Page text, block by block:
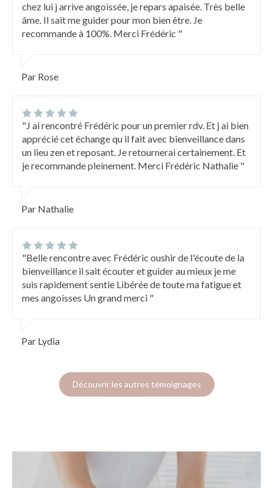
chez lui j arrive angoissée, je repars apaisée. Très belle
âme. Il sait me guider pour mon bien être. Je
recommande à 100%. Merci Frédéric "
Par Rose
"J ai rencontré Frédéric pour un premier rdv. Et j ai bien
apprécié cet échange qu il fait avec bienveillance dans
un lieu zen et reposant. Je retournerai certainement. Et
je recommande pleinement. Merci Frédéric Nathalie "
Par Nathalie
"Belle rencontre avec Frédéric oushir de l'écoute de la
bienveillance il sait écouter et guider au mieux je me
suis rapidement sentie Libérée de toute ma fatigue et
mes angoisses Un grand merci "
Par Lydia
Découvrir les autres témoignages